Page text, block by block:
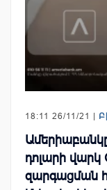
18:11 26/11/21 |
դոլարի
զարգացման